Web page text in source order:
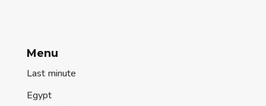
Menu
Last minute
Egypt